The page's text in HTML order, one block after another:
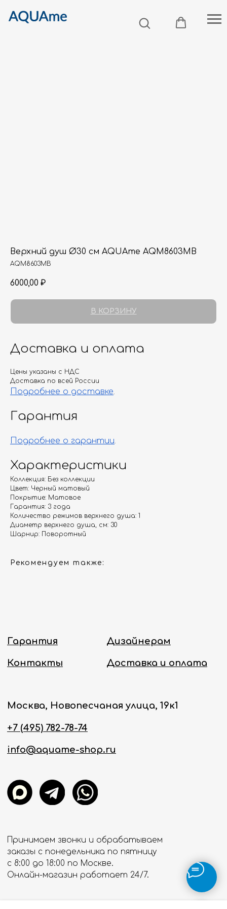
Верхний душ Ø30 см AQUAme AQM8603MB
AQM8603MB
6000,00 ₽
В КОРЗИНУ
Доставка и оплата
Цены указаны с НДС
Доставка по всей России
Подробнее о доставке.
Гарантия
Подробнее о гарантии.
Характеристики
Коллекция: Без коллекции
Цвет: Черный матовый
Покрытие: Матовое
Гарантия: 3 года
Количество режимов верхнего душа: 1
Диаметр верхнего душа, см: 30
Шарнир: Поворотный
Рекомендуем также:
Контакты
Москва, Новопесчаная улица, 19к1
+7 (495) 782-78-74
info@aquame-shop.ru